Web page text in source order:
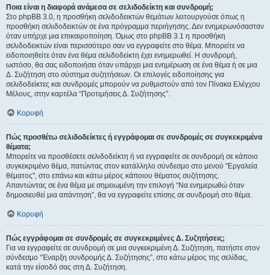
Ποια είναι η διαφορά ανάμεσα σε σελιδοδείκτη και συνδρομή;
Στο phpBB 3.0, η προσθήκη σελιδοδεικτών θεμάτων λειτουργούσε όπως η
προσθήκη σελιδοδεικτών σε ένα πρόγραμμα περιήγησης. Δεν ενημερωνόσασταν
όταν υπήρχε μια επικαιροποίηση. Όμως στο phpBB 3.1 η προσθήκη
σελιδοδεικτών είναι περισσότερο σαν να εγγραφείτε στο θέμα. Μπορείτε να
ειδοποιηθείτε όταν ένα θέμα σελιδοδείκτη έχει ενημερωθεί. Η συνδρομή,
ωστόσο, θα σας ειδοποιήσει όταν υπάρχει μια ενημέρωση σε ένα θέμα ή σε μια
Δ. Συζήτηση στο σύστημα συζητήσεων. Οι επιλογές ειδοποίησης για
σελιδοδείκτες και συνδρομές μπορούν να ρυθμιστούν από τον Πίνακα Ελέγχου
Μέλους, στην καρτέλα “Προτιμήσεις Δ. Συζήτησης”.
Κορυφή
Πώς προσθέτω σελιδοδείκτες ή εγγράφομαι σε συνδρομές σε συγκεκριμένα
θέματα;
Μπορείτε να προσθέσετε σελιδοδείκτη ή να εγγραφείτε σε συνδρομή σε κάποιο
συγκεκριμένο θέμα, πατώντας στον κατάλληλο σύνδεσμο στο μενού "Εργαλεία
θέματος", στο επάνω και κάτω μέρος κάποιου θέματος συζήτησης.
Απαντώντας σε ένα θέμα με σημειωμένη την επιλογή “Να ενημερωθώ όταν
δημοσιευθεί μια απάντηση”, θα να εγγραφείτε επίσης σε συνδρομή στο θέμα.
Κορυφή
Πώς εγγράφομαι σε συνδρομές σε συγκεκριμένες Δ. Συζητήσεις;
Για να εγγραφείτε σε συνδρομή σε μια συγκεκριμένη Δ. Συζήτηση, πατήστε στον
σύνδεσμο “Έναρξη συνδρομής Δ. Συζήτησης”, στο κάτω μέρος της σελίδας,
κατά την είσοδό σας στη Δ. Συζήτηση.